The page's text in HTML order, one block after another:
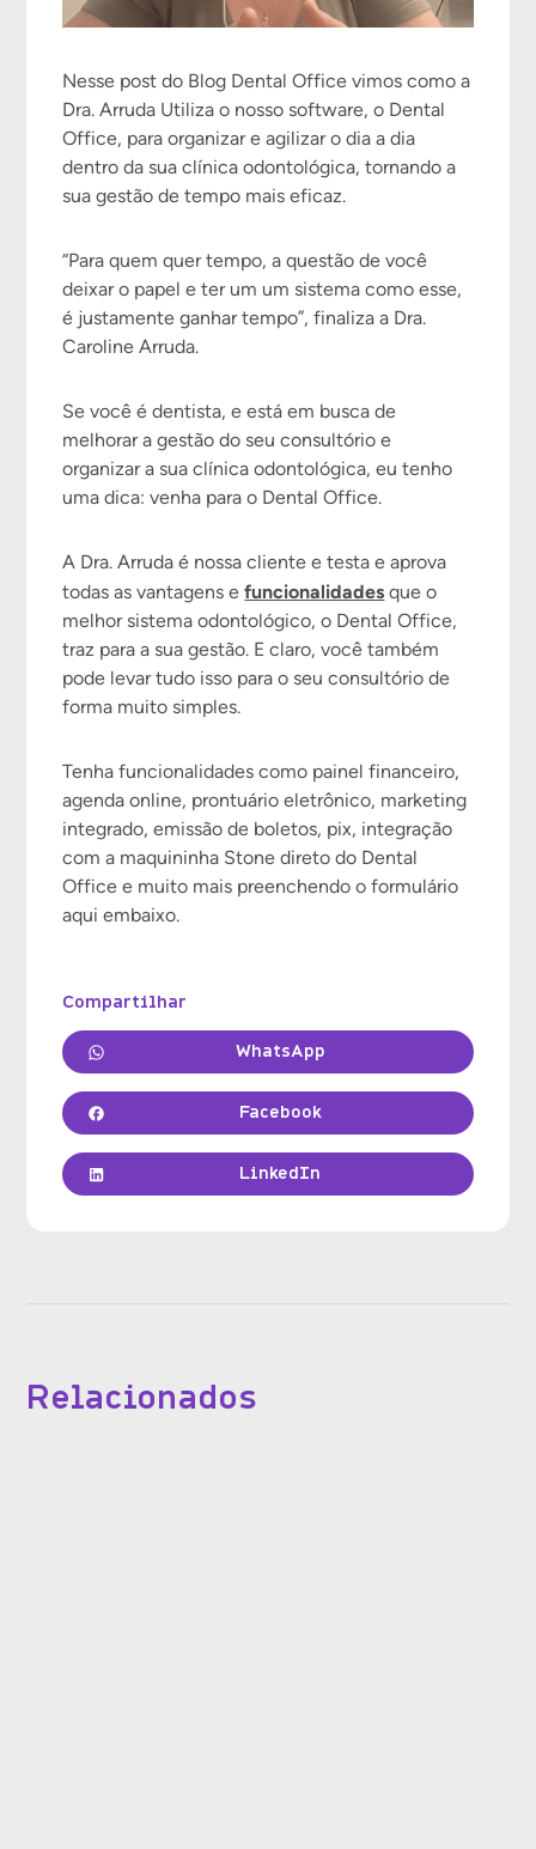
Nesse post do Blog Dental Office vimos como a
Dra. Arruda Utiliza o nosso software, o Dental
Office, para organizar e agilizar o dia a dia
dentro da sua clínica odontológica, tornando a
sua gestão de tempo mais eficaz.
“Para quem quer tempo, a questão de você
deixar o papel e ter um um sistema como esse,
é justamente ganhar tempo”, finaliza a Dra.
Caroline Arruda.
Se você é dentista, e está em busca de
melhorar a gestão do seu consultório e
organizar a sua clínica odontológica, eu tenho
uma dica: venha para o Dental Office.
A Dra. Arruda é nossa cliente e testa e aprova
todas as vantagens efuncionalidades que o
melhor sistema odontológico, o Dental Office,
traz para a sua gestão. E claro, você também
pode levar tudo isso para o seu consultório de
forma muito simples.
Tenha funcionalidades como painel financeiro,
agenda online, prontuário eletrônico, marketing
integrado, emissão de boletos, pix, integração
com a maquininha Stone direto do Dental
Office e muito mais preenchendo o formulário
aqui embaixo.
Compartilhar
WhatsApp
Facebook
LinkedIn
Relacionados